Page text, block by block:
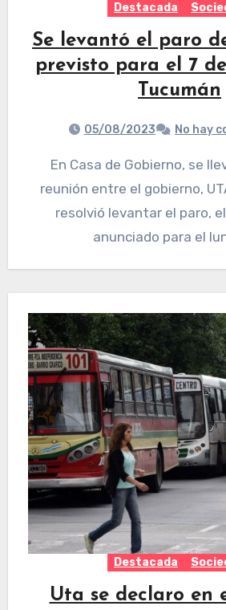
Destacada
Se levantó el paro
previsto para el 7
Tucumán
05/08/2023 No hay
En Casa de Gobierno, se llevó a cabo una
reunión entre el gobierno,
resolvió levantar el paro,
anunciado para el
Destacada
Uta se declaro en